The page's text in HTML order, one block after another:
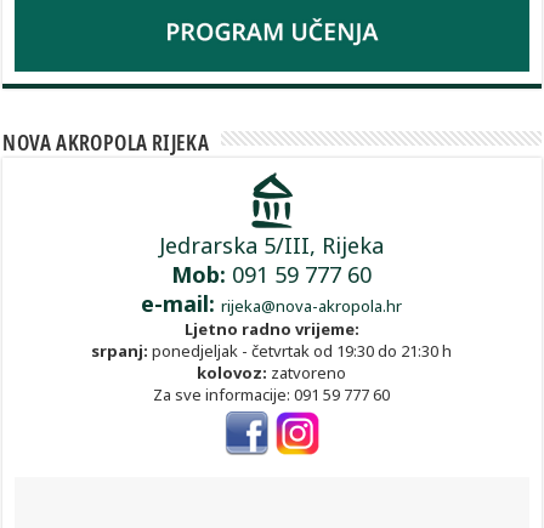
NOVA AKROPOLA RIJEKA
Jedrarska 5/III, Rijeka
Mob: 091 59 777 60
e-mail: rijeka@nova-akropola.hr
Ljetno radno vrijeme:
srpanj: ponedjeljak - četvrtak od 19:30 do 21:30 h
kolovoz: zatvoreno
Za sve informacije: 091 59 777 60